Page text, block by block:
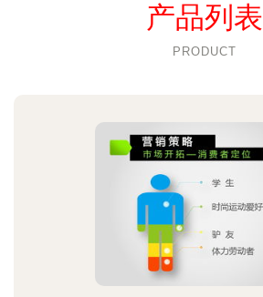
产品列表
PRODUCT